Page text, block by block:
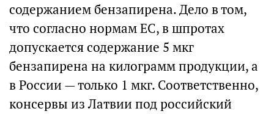
содержанием бензапирена. Дело в том,
что согласно нормам ЕС, в шпротах
допускается содержание 5 мкг
бензапирена на килограмм продукции, а
в России — только 1 мкг. Соответственно,
консервы из Латвии под российский